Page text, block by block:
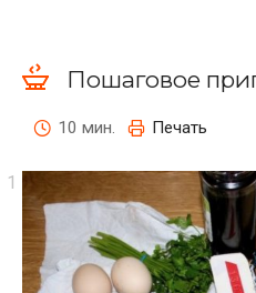
Пошаговое
10 мин. Печать